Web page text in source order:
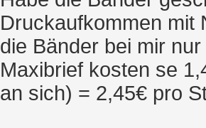
Druckaufkommen mit
die Bänder bei mir
Maxibrief kosten se
an sich) = 2,45€ pro